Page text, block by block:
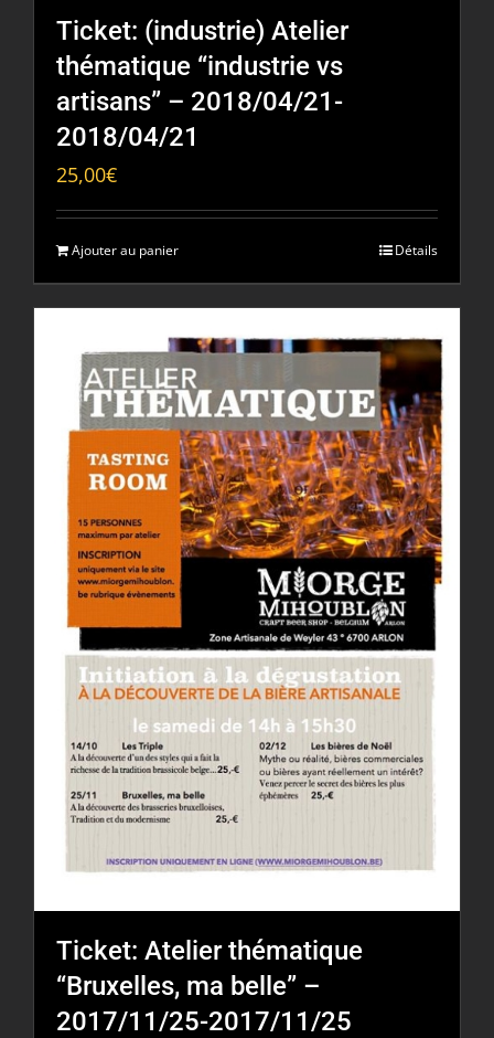
Ticket: (industrie) Atelier
thématique “industrie vs
artisans” – 2018/04/21-
2018/04/21
25,00€
Ajouter au panier Détails
Ticket: Atelier thématique
“Bruxelles, ma belle” –
2017/11/25-2017/11/25